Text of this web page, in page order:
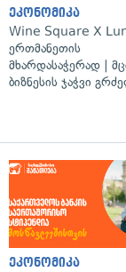
ეკონომიკა
Wine Square X
ერთმანეთის
მხარდასაჭერად |
ბიზნესის ჯაჭვი
ეკონომიკა